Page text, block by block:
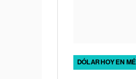
DÓLAR HOY EN